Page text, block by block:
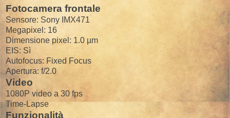
Fotocamera frontale
Sensore: Sony IMX471
Megapixel: 16
Dimensione pixel: 1.0 µm
EIS: Sì
Autofocus: Fixed Focus
Apertura: f/2.0
Video
1080P video a 30 fps
Time-Lapse
Funzionalità